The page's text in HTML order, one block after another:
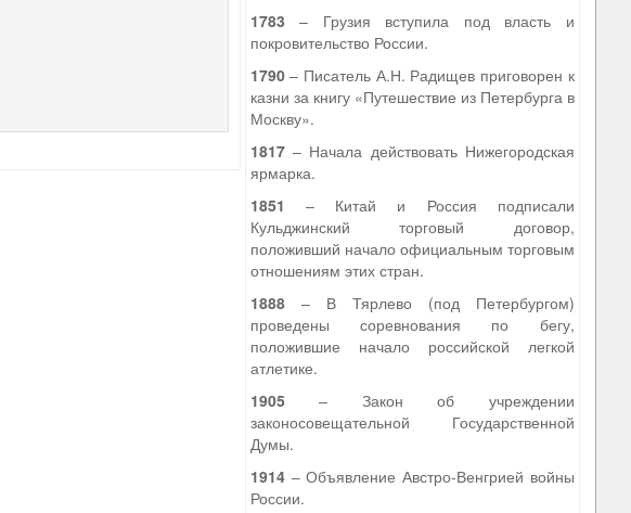
1783 – Грузия вступила под власть и
покровительство России.
1790– Писатель А.Н. Радищев приговорен к
казни за книгу «Путешествие из Петербурга в
Москву».
1817– Начала действовать Нижегородская
ярмарка.
1851 – Китай и Россия подписали
Кульджинский торговый договор,
положивший начало официальным торговым
отношениям этих стран.
1888– В Тярлево (под Петербургом)
проведены соревнования по бегу,
положившие начало российской легкой
атлетике.
1905– Закон об учреждении
законосовещательной Государственной
Думы.
1914– Объявление Австро-Венгрией войны
России.